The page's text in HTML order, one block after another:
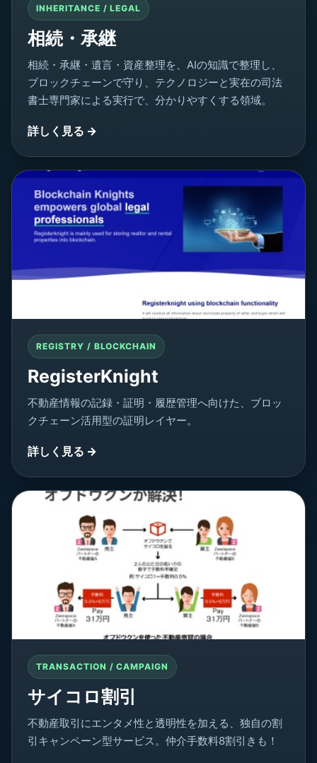
INHERITANCE / LEGAL
相続・承継
相続・承継・遺言・資産整理を、AIの知識で整理し、
ブロックチェーンで守り、テクノロジーと実在の司法
書士専門家による実行で、分かりやすくする領域。
詳しく見る →
REGISTRY / BLOCKCHAIN
RegisterKnight
不動産情報の記録・証明・履歴管理へ向けた、ブロッ
クチェーン活用型の証明レイヤー。
詳しく見る →
TRANSACTION / CAMPAIGN
サイコロ割引
不動産取引にエンタメ性と透明性を加える、独自の割
引キャンペーン型サービス。仲介手数料8割引きも！